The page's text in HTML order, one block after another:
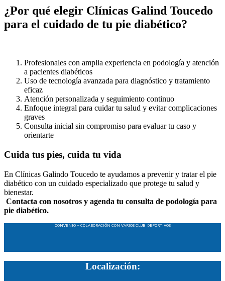
¿Por qué elegir Clínicas Galind Toucedo
para el cuidado de tu pie diabético?
Profesionales con amplia experiencia en podología y atención
a pacientes diabéticos
Uso de tecnología avanzada para diagnóstico y tratamiento
eficaz
Atención personalizada y seguimiento continuo
Enfoque integral para cuidar tu salud y evitar complicaciones
graves
Consulta inicial sin compromiso para evaluar tu caso y
orientarte
Cuida tus pies, cuida tu vida
En Clínicas Galindo Toucedo te ayudamos a prevenir y tratar el pie
diabético con un cuidado especializado que protege tu salud y
bienestar.
Contacta con nosotros y agenda tu consulta de podología para
pie diabético.
CONVENIO – COLABORACIÓN CON VARIOS CLUB DEPORTIVOS
Localización: